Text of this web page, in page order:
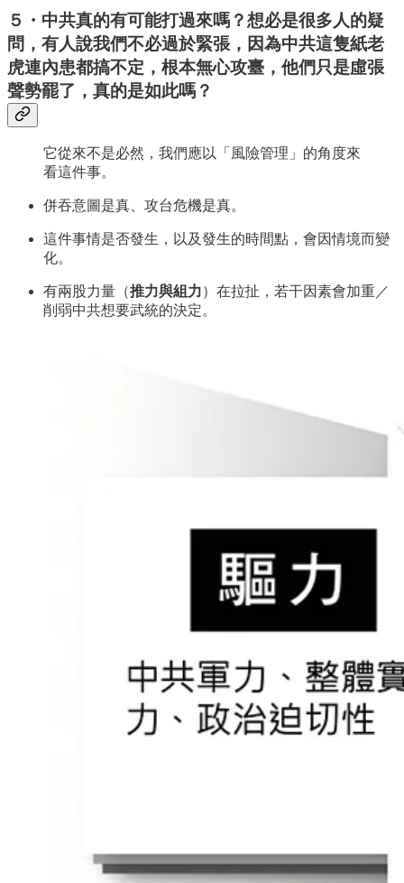
５・中共真的有可能打過來嗎？想必是很多人的疑
問，有人說我們不必過於緊張，因為中共這隻紙老
虎連內患都搞不定，根本無心攻臺，他們只是虛張
聲勢罷了，真的是如此嗎？
它從來不是必然，我們應以「風險管理」的角度來
看這件事。
併吞意圖是真、攻台危機是真。
這件事情是否發生，以及發生的時間點，會因情境而變
化。
有兩股力量（推力與組力）在拉扯，若干因素會加重／
削弱中共想要武統的決定。